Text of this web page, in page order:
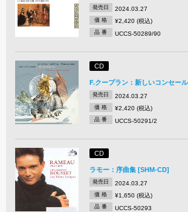
発売日 2024.03.27
価 格 ¥2,420 (税込)
品 番 UCCS-50289/90
CD
F.クープラン：新しいコンセー
発売日 2024.03.27
価 格 ¥2,420 (税込)
品 番 UCCS-50291/2
CD
ラモー：序曲集 [SHM-CD]
発売日 2024.03.27
価 格 ¥1,650 (税込)
品 番 UCCS-50293